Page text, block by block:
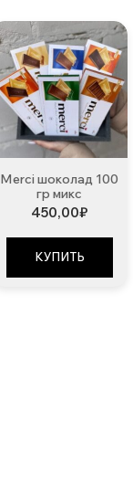
Merci шоколад 100
гр микс
450,00₽
КУПИТЬ